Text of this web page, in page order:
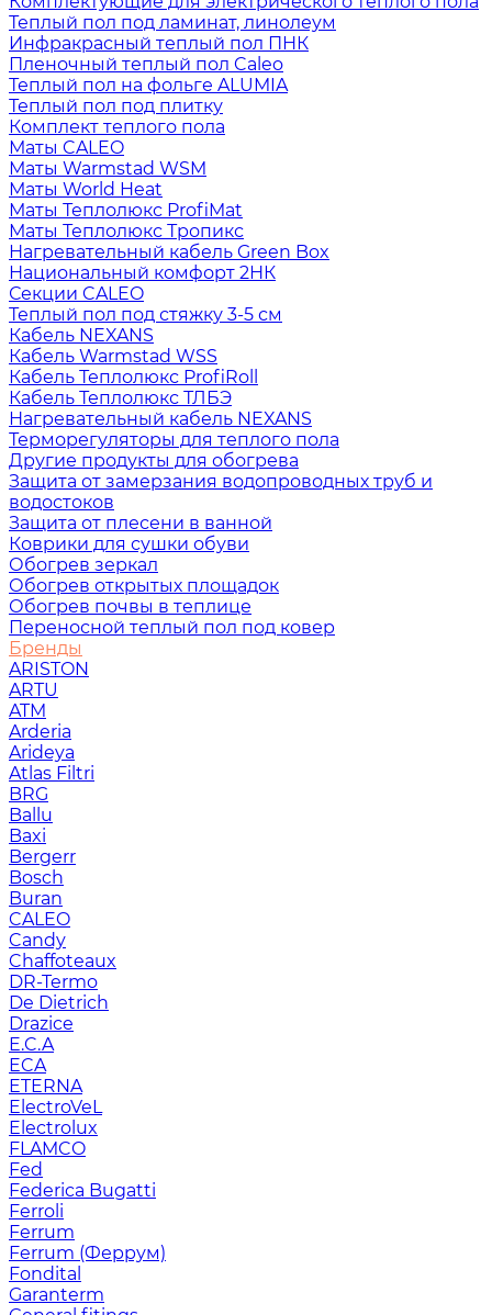
Теплый пол под ламинат, линолеум
Инфракрасный теплый пол ПНК
Пленочный теплый пол Caleo
Теплый пол на фольге ALUMIA
Теплый пол под плитку
Комплект теплого пола
Маты CALEO
Маты Warmstad WSM
Маты World Heat
Маты Теплолюкс ProfiMat
Маты Теплолюкс Тропикс
Нагревательный кабель Green Box
Национальный комфорт 2НК
Секции CALEO
Теплый пол под стяжку 3-5 см
Кабель NEXANS
Кабель Warmstad WSS
Кабель Теплолюкс ProfiRoll
Кабель Теплолюкс ТЛБЭ
Нагревательный кабель NEXANS
Терморегуляторы для теплого пола
Другие продукты для обогрева
Защита от замерзания водопроводных труб и
водостоков
Защита от плесени в ванной
Коврики для сушки обуви
Обогрев зеркал
Обогрев открытых площадок
Обогрев почвы в теплице
Переносной теплый пол под ковер
Бренды
ARISTON
ARTU
ATM
Arderia
Arideya
Atlas Filtri
BRG
Ballu
Baxi
Bergerr
Bosch
Buran
CALEO
Candy
Chaffoteaux
DR-Termo
De Dietrich
Drazice
E.C.A
ECA
ETERNA
ElectroVeL
Electrolux
FLAMCO
Fed
Federica Bugatti
Ferroli
Ferrum
Ferrum (Феррум)
Fondital
Garanterm